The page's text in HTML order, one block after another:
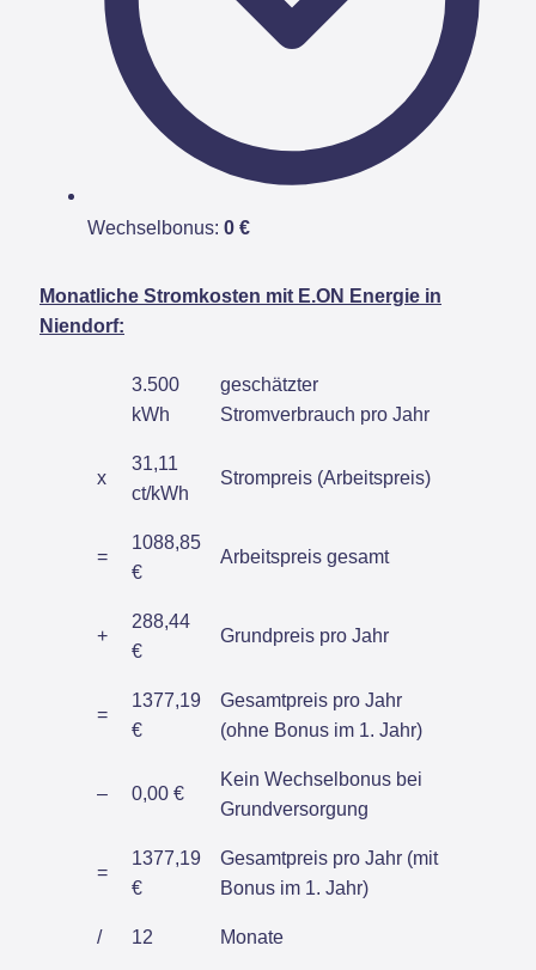
Wechselbonus: 0 €
Monatliche Stromkosten mit E.ON Energie in
Niendorf:
3.500
kWh
geschätzter
Stromverbrauch pro Jahr
x
31,11
ct/kWh
Strompreis (Arbeitspreis)
=
1088,85
€
Arbeitspreis gesamt
+
288,44
€
Grundpreis pro Jahr
=
1377,19
€
Gesamtpreis pro Jahr
(ohne Bonus im 1. Jahr)
– 0,00 €
Kein Wechselbonus bei
Grundversorgung
=
1377,19
€
Gesamtpreis pro Jahr (mit
Bonus im 1. Jahr)
/ 12 Monate